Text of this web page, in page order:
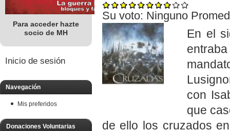
Para acceder hazte
socio de MH
Inicio de sesión
Navegación
Mis preferidos
Donaciones Voluntarias
Su voto: Ninguno
En el
con
que
de ello los cruzados